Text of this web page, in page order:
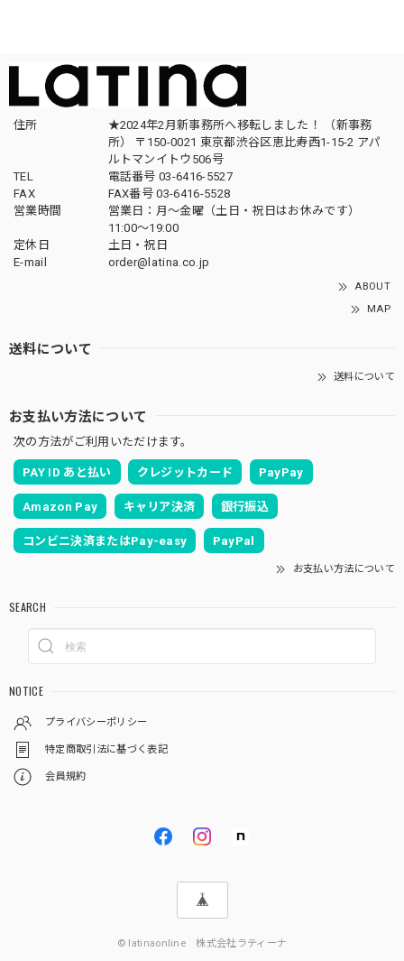
住所
★2024年2月新事務所へ移転しました！ （新事務
所） 〒150-0021 東京都渋谷区恵比寿西1-15-2 アパ
ルトマンイトウ506号
TEL
電話番号 03-6416-5527
FAX
FAX番号 03-6416-5528
営業時間
営業日：月〜金曜（土日・祝日はお休みです）
11:00〜19:00
定休日
土日・祝日
E-mail
order@latina.co.jp
ABOUT
MAP
送料について
送料について
お支払い方法について
次の方法がご利用いただけます。
PAY ID あと払い クレジットカード PayPay
Amazon Pay キャリア決済 銀行振込
コンビニ決済またはPay-easy PayPal
お支払い方法について
SEARCH
NOTICE
プライバシーポリシー
特定商取引法に基づく表記
会員規約
© latinaonline 株式会社ラティーナ